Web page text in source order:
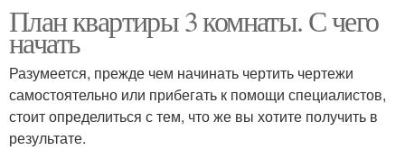
План квартиры 3 комнаты. С чего
начать
Разумеется, прежде чем начинать чертить чертежи
самостоятельно или прибегать к помощи специалистов,
стоит определиться с тем, что же вы хотите получить в
результате.